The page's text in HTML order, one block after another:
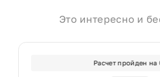
Это интересно и
Расчет пройден на